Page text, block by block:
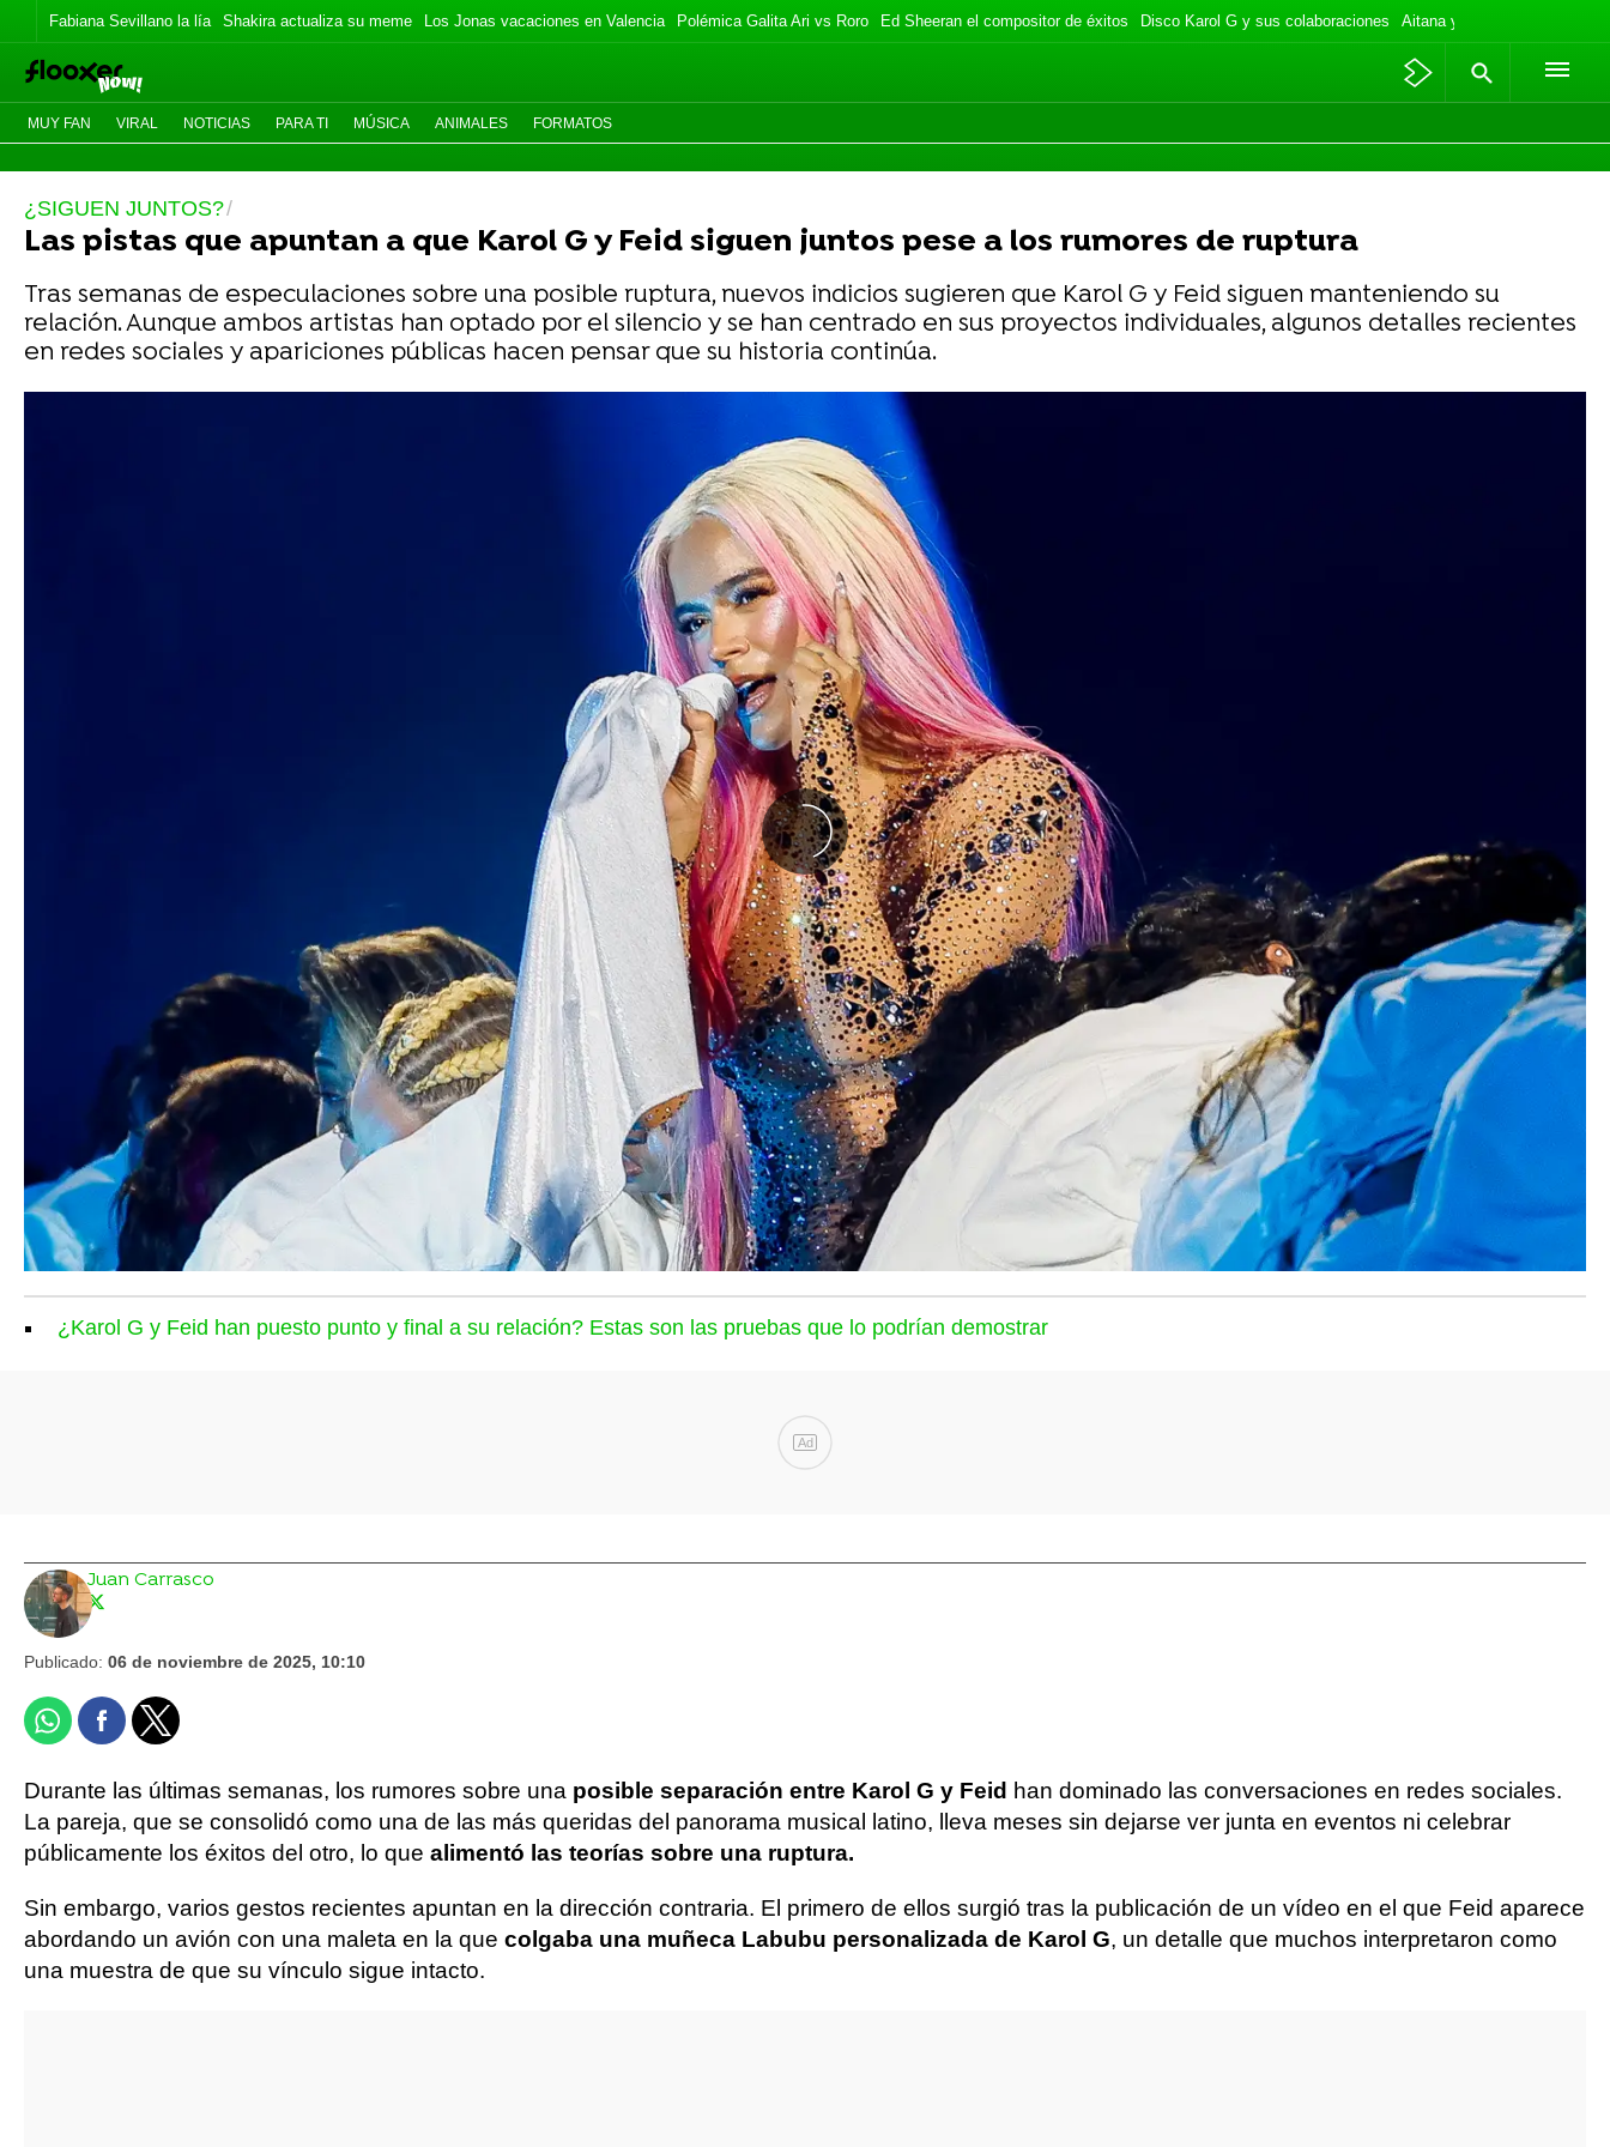
Fabiana Sevillano la lía Shakira actualiza su meme Los Jonas vacaciones en Valencia Polémica Galita Ari vs Roro Ed Sheeran el compositor de éxitos Disco Karol G y sus colaboraciones Aitana y Plex de vacaciones
MUY FAN VIRAL NOTICIAS PARA TI MÚSICA ANIMALES FORMATOS
¿SIGUEN JUNTOS?
Las pistas que apuntan a que Karol G y Feid siguen juntos pese a los rumores de ruptura
Tras semanas de especulaciones sobre una posible ruptura, nuevos indicios sugieren que Karol G y Feid siguen manteniendo su
relación. Aunque ambos artistas han optado por el silencio y se han centrado en sus proyectos individuales, algunos detalles recientes
en redes sociales y apariciones públicas hacen pensar que su historia continúa.
¿Karol G y Feid han puesto punto y final a su relación? Estas son las pruebas que lo podrían demostrar
Ad
Juan Carrasco
Publicado: 06 de noviembre de 2025, 10:10
Durante las últimas semanas, los rumores sobre una posible separación entre Karol G y Feid han dominado las conversaciones en redes sociales.
La pareja, que se consolidó como una de las más queridas del panorama musical latino, lleva meses sin dejarse ver junta en eventos ni celebrar
públicamente los éxitos del otro, lo que alimentó las teorías sobre una ruptura.
Sin embargo, varios gestos recientes apuntan en la dirección contraria. El primero de ellos surgió tras la publicación de un vídeo en el que Feid aparece
abordando un avión con una maleta en la que colgaba una muñeca Labubu personalizada de Karol G, un detalle que muchos interpretaron como
una muestra de que su vínculo sigue intacto.